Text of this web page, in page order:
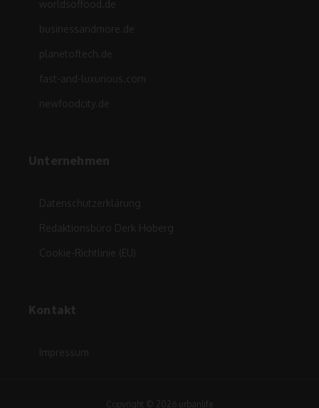
worldsoffood.de
businessandmore.de
planetoftech.de
fast-and-luxurious.com
newfoodcity.de
Unternehmen
Datenschutzerklärung
Redaktionsbüro Derk Hoberg
Cookie-Richtlinie (EU)
Kontakt
Impressum
Copyright © 2026 urbanlife